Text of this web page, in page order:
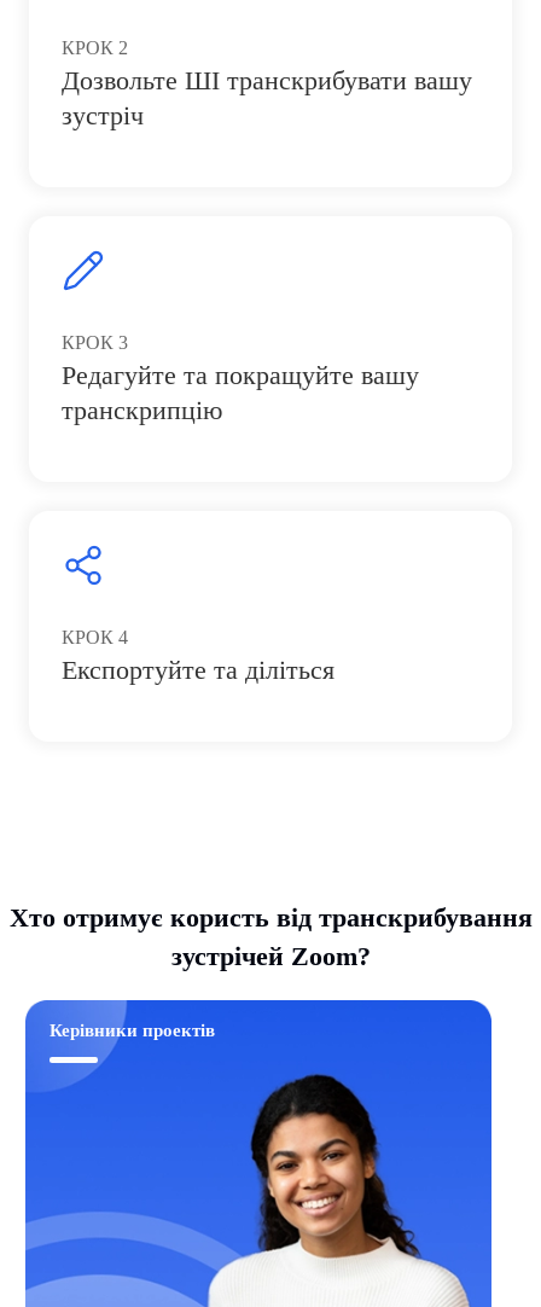
КРОК 2
Дозвольте ШІ транскрибувати вашу
зустріч
КРОК 3
Редагуйте та покращуйте вашу
транскрипцію
КРОК 4
Експортуйте та діліться
Хто отримує користь від транскрибування
зустрічей Zoom?
Керівники проектів